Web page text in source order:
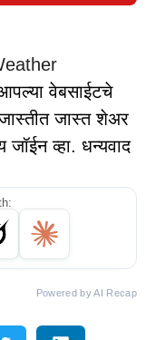
वेबसाईटचे
जास्त शेअर
व्हा. धन्यवाद
Powered by AI Recap